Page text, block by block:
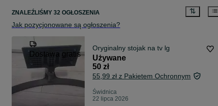
ZNALEŹLIŚMY 32 OGŁOSZENIA
Jak pozycjonowane są ogłoszenia?
Dostawa gratis
Oryginalny stojak na tv lg
Używane
50 zł
55,99 zł z Pakietem Ochronnym
Świdnica
22 lipca 2026